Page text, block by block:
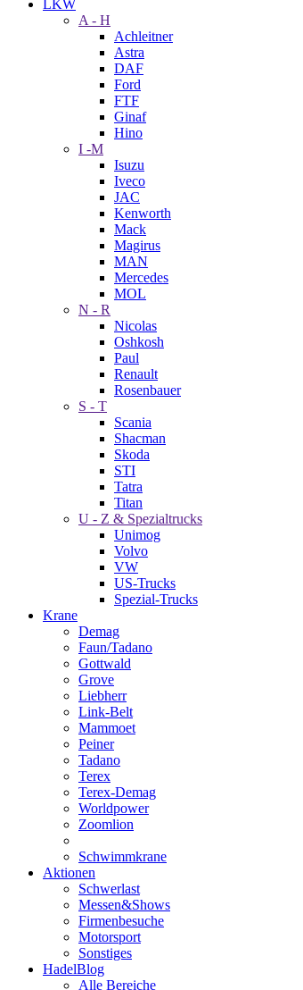
LKW
A - H
Achleitner
Astra
DAF
Ford
FTF
Ginaf
Hino
I -M
Isuzu
Iveco
JAC
Kenworth
Mack
Magirus
MAN
Mercedes
MOL
N - R
Nicolas
Oshkosh
Paul
Renault
Rosenbauer
S - T
Scania
Shacman
Skoda
STI
Tatra
Titan
U - Z & Spezialtrucks
Unimog
Volvo
VW
US-Trucks
Spezial-Trucks
Krane
Demag
Faun/Tadano
Gottwald
Grove
Liebherr
Link-Belt
Mammoet
Peiner
Tadano
Terex
Terex-Demag
Worldpower
Zoomlion
Schwimmkrane
Aktionen
Schwerlast
Messen&Shows
Firmenbesuche
Motorsport
Sonstiges
HadelBlog
Alle Bereiche